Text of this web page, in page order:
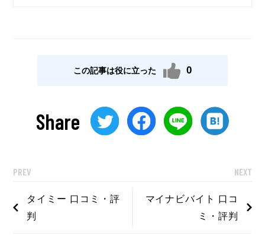
この記事は役に立った 0
Share
PREV
タイミー 口コミ・評
判
NEXT
マイナビバイト 口コ
ミ・評判